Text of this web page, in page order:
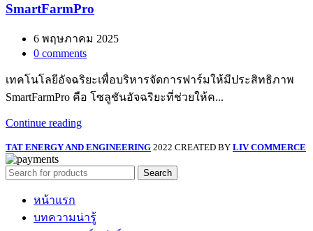
SmartFarmPro
6 พฤษภาคม 2025
0 comments
เทคโนโลยีอัจฉริยะเพื่อบริหารจัดการฟาร์มให้มีประสิทธิภาพ
SmartFarmPro คือ โซลูชันอัจฉริยะที่ช่วยให้ค...
Continue reading
TAT ENERGY AND ENGINEERING 2022 CREATED BY LIV COMMERCE
Search
หน้าแรก
บทความน่ารู้